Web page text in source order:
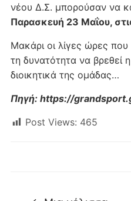
νέου Δ.Σ. μπορούσαν να
Παρασκευή 23 Μαΐου,
Μακάρι οι λίγες ώρες
τη δυνατότητα να βρεθεί
διοικητικά της ομάδας…
Πηγή: https://
Post Views: 465